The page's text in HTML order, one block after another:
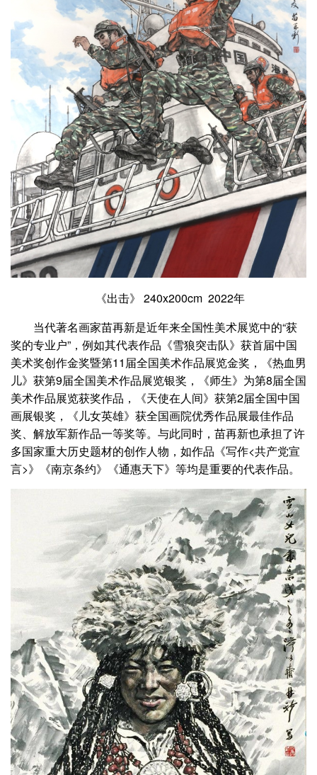
《出击》 240x200cm 2022年
当代著名画家苗再新是近年来全国性美术展览中的“获
奖的专业户”，例如其代表作品《雪狼突击队》获首届中国
美术奖创作金奖暨第11届全国美术作品展览金奖，《热血男
儿》获第9届全国美术作品展览银奖，《师生》为第8届全国
美术作品展览获奖作品，《天使在人间》获第2届全国中国
画展银奖，《儿女英雄》获全国画院优秀作品展最佳作品
奖、解放军新作品一等奖等。与此同时，苗再新也承担了许
多国家重大历史题材的创作人物，如作品《写作<共产党宣
言>》《南京条约》《通惠天下》等均是重要的代表作品。